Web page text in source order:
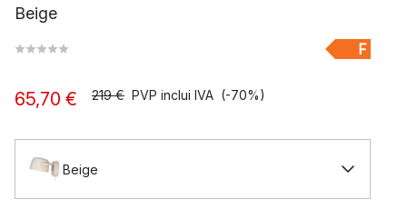
Beige
F
65,70 € 219 € PVP inclui IVA (-70%)
Beige